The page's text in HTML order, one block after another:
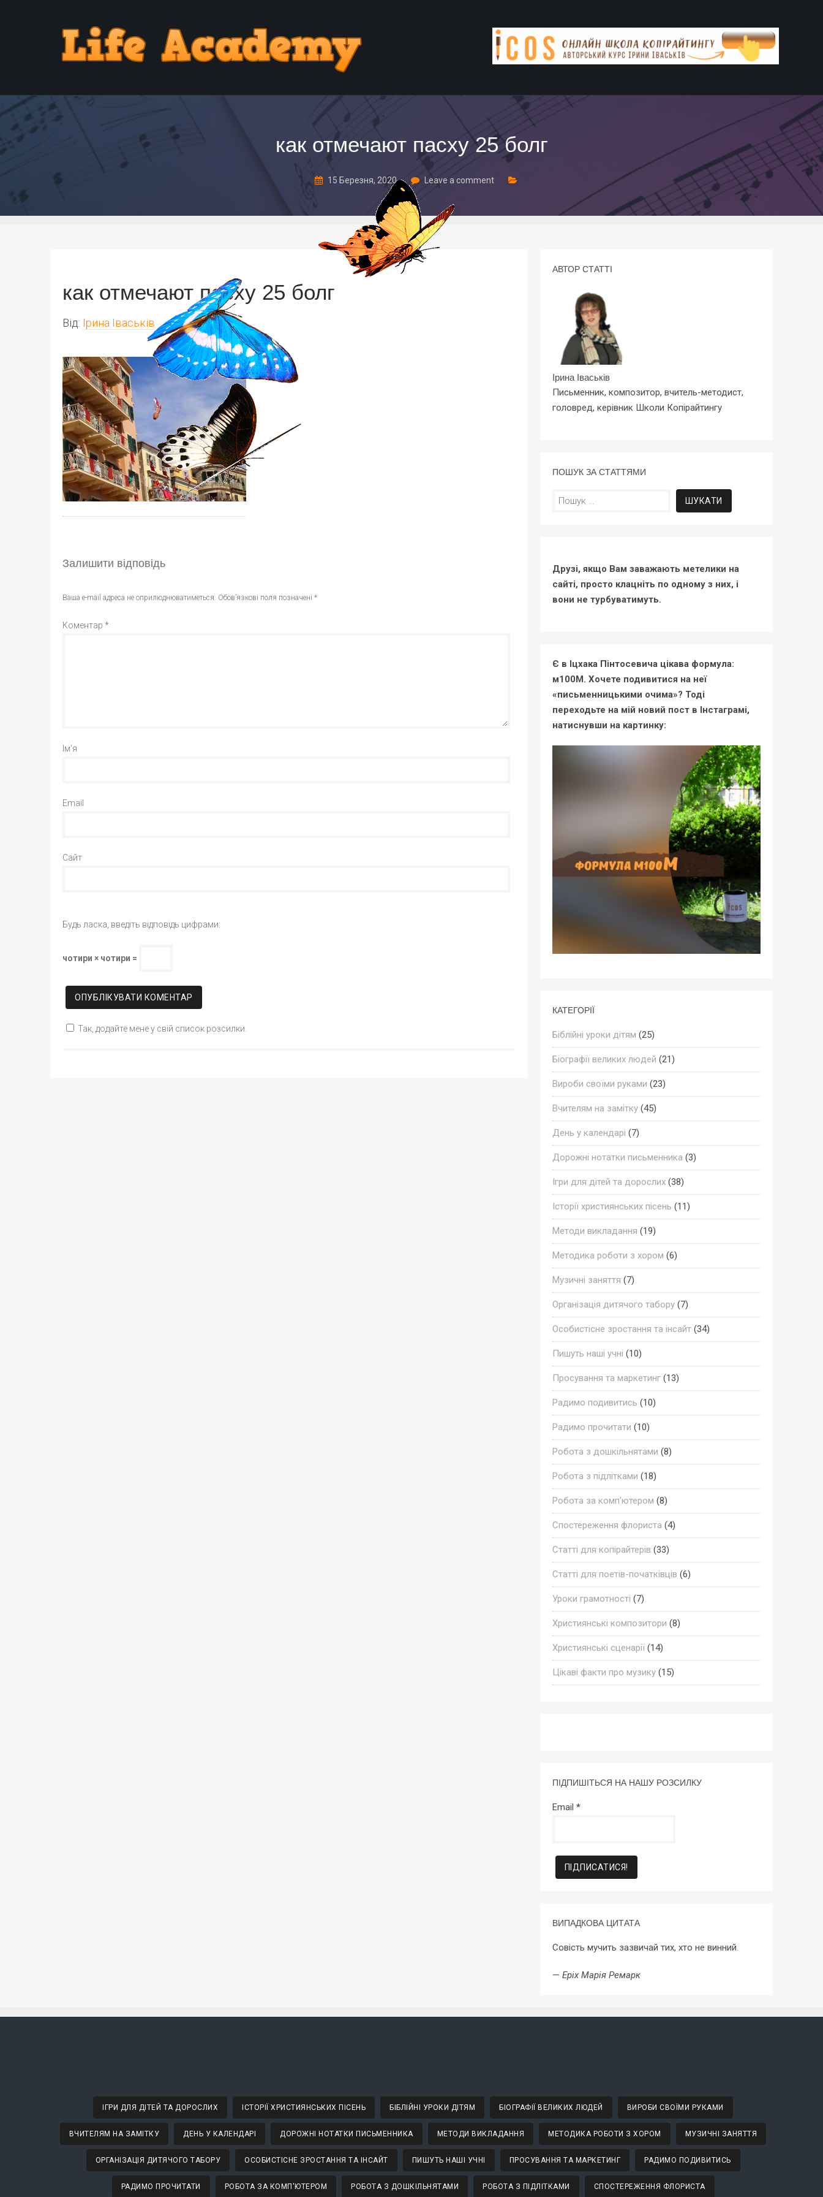
как отмечают пасху 25 болг
15 Березня, 2020 Leave a comment
как отмечают пасху 25 болг
Від: Ірина Іваськів
Залишити відповідь
Ваша e-mail адреса не оприлюднюватиметься. Обов’язкові поля позначені *
Коментар *
Ім'я
Email
Сайт
Будь ласка, введіть відповідь цифрами:
чотири × чотири =
Так, додайте мене у свій список розсилки.
АВТОР СТАТТІ
Ірина Іваськів
Письменник, композитор, вчитель-методист,
головред, керівник Школи Копірайтингу
ПОШУК ЗА СТАТТЯМИ
Пошук:
Друзі, якщо Вам заважають метелики на
сайті, просто клацніть по одному з них, і
вони не турбуватимуть.
Є в Іцхака Пінтосевича цікава формула:
м100М. Хочете подивитися на неї
«письменницькими очима»? Тоді
переходьте на мій новий пост в Інстаграмі,
натиснувши на картинку:
КАТЕГОРІЇ
Біблійні уроки дітям (25)
Біографії великих людей (21)
Вироби своїми руками (23)
Вчителям на замітку(45)
День у календарі (7)
Дорожні нотатки письменника (3)
Ігри для дітей та дорослих(38)
Історії християнських пісень (11)
Методи викладання (19)
Методика роботи з хором (6)
Музичні заняття (7)
Організація дитячого табору(7)
Особистісне зростання та інсайт(34)
Пишуть наші учні (10)
Просування та маркетинг(13)
Радимо подивитись (10)
Радимо прочитати (10)
Робота з дошкільнятами (8)
Робота з підлітками (18)
Робота за комп'ютером (8)
Спостереження флориста (4)
Статті для копірайтерів (33)
Статті для поетів-початківців (6)
Уроки грамотності (7)
Християнські композитори (8)
Християнські сценарії(14)
Цікаві факти про музику(15)
ПІДПИШІТЬСЯ НА НАШУ РОЗСИЛКУ
Email *
ВИПАДКОВА ЦИТАТА
Совість мучить зазвичай тих, хто не винний.
— Еріх Марія Ремарк
ІГРИ ДЛЯ ДІТЕЙ ТА ДОРОСЛИХ ІСТОРІЇ ХРИСТИЯНСЬКИХ ПІСЕНЬ БІБЛІЙНІ УРОКИ ДІТЯМ БІОГРАФІЇ ВЕЛИКИХ ЛЮДЕЙ ВИРОБИ СВОЇМИ РУКАМИ
ВЧИТЕЛЯМ НА ЗАМІТКУ ДЕНЬ У КАЛЕНДАРІ ДОРОЖНІ НОТАТКИ ПИСЬМЕННИКА МЕТОДИ ВИКЛАДАННЯ МЕТОДИКА РОБОТИ З ХОРОМ МУЗИЧНІ ЗАНЯТТЯ
ОРГАНІЗАЦІЯ ДИТЯЧОГО ТАБОРУ ОСОБИСТІСНЕ ЗРОСТАННЯ ТА ІНСАЙТ ПИШУТЬ НАШІ УЧНІ ПРОСУВАННЯ ТА МАРКЕТИНГ РАДИМО ПОДИВИТИСЬ
РАДИМО ПРОЧИТАТИ РОБОТА ЗА КОМП'ЮТЕРОМ РОБОТА З ДОШКІЛЬНЯТАМИ РОБОТА З ПІДЛІТКАМИ СПОСТЕРЕЖЕННЯ ФЛОРИСТА